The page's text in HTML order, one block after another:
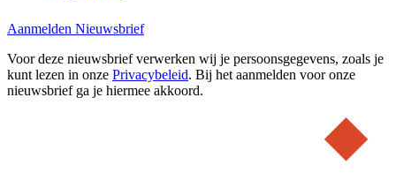
Aanmelden Nieuwsbrief
Voor deze nieuwsbrief verwerken wij je persoonsgegevens, zoals je
kunt lezen in onze Privacybeleid. Bij het aanmelden voor onze
nieuwsbrief ga je hiermee akkoord.